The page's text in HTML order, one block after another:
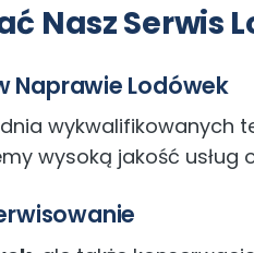
Nasz Serwis
Naprawie Lodówek
wykwalifikowanych
wysoką jakość usług